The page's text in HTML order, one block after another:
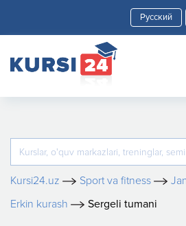
Kursi24.uz Sport va fitness
Erkin kurash
Sergeli tumani